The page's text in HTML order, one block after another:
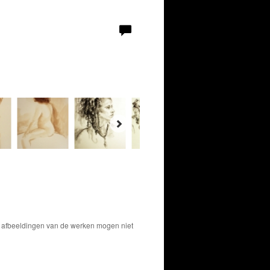
van de werken mogen niet